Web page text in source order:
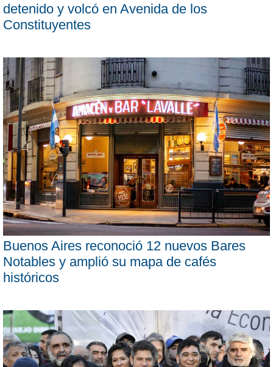
detenido y volcó en Avenida de los
Constituyentes
Buenos Aires reconoció 12 nuevos Bares
Notables y amplió su mapa de cafés
históricos